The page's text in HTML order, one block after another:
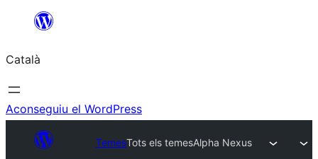
contingut
Català
Aconseguiu el WordPress
TemesTots els temesAlpha Nexus